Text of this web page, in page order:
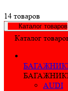
14 товаров
Каталог товаров
Каталог
AUDI